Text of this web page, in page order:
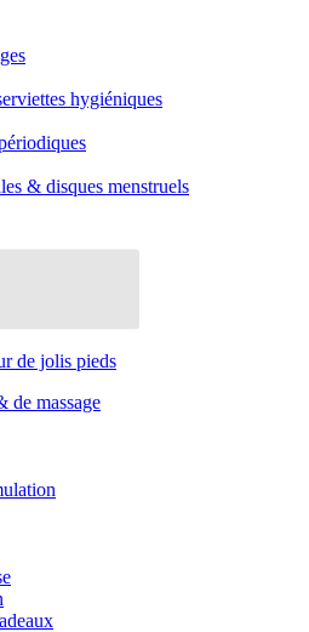
hygiéniques
& disques menstruels
de jolis pieds
de massage